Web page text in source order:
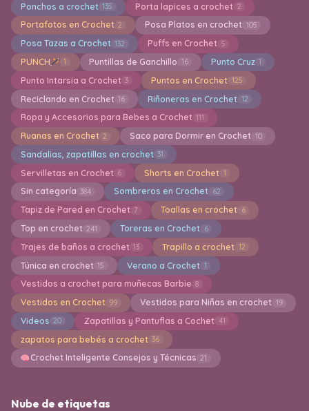
Ponchos a crochet 135 Porta lapices a crochet 2
Portafotos en Crochet 2 Posa Platos en crochet 105
Posa Tazas a Crochet 132 Puffs en Crochet 5
PUNCH 1 Puntillas de Ganchillo 16 Punto Cruz 1
Punto Intarsia a Crochet 3 Puntos en Crochet 125
Reciclando en Crochet 16 Riñoneras en Crochet 12
Ropa y Accesorios para Bebes a Crochet 111
Ruanas en Crochet 2 Saco para Dormir en Crochet 10
Sandalias, zapatillas en crochet 31
Servilletas en Crochet 6 Shorts en Crochet 1
Sin categoría 384 Sombreros en Crochet 62
Tapiz de Pared en Crochet 7 Toallas en crochet 6
Top en crochet 241 Toreras en Crochet 6
Trajes de baños a crochet 13 Trapillo a crochet 12
Túnica en crochet 15 Verano a Crochet 1
Vestidos a crochet para muñecas Barbie 8
Vestidos en Crochet 99 Vestidos para Niñas en crochet 19
Videos 20 Zapatillas y Pantuflas a Cochet 41
zapatos para bebés a crochet 36
Crochet Inteligente Consejos y Técnicas 21
Nube de etiquetas